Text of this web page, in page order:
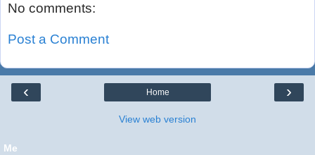
No comments:
Post a Comment
‹ ›
Home
View web version
Me